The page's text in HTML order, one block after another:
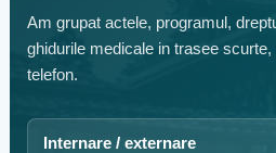
Am grupat actele, programul,
ghidurile medicale in trasee
telefon.
Internare / externare